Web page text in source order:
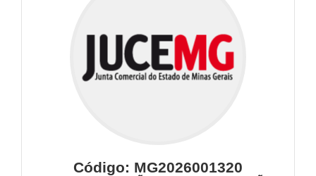
Código: MG2026001320